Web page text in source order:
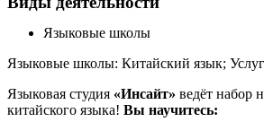
Языковые школы
Языковые школы: Китайский язык;
Языковая студия «Инсайт» ведёт набор
китайского языка! Вы научитесь: